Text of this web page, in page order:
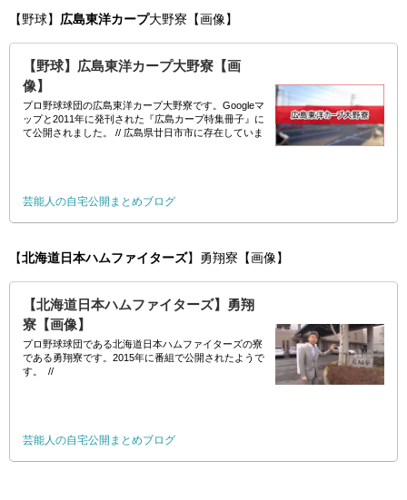
【野球】 広島東洋カープ大野寮【画像】
【野球】広島東洋カープ大野寮【画
像】
プロ野球球団の広島東洋カープ大野寮です。Googleマ
ップと2011年に発刊された『広島カープ特集冊子』に
て公開されました。 // 広島県廿日市市に存在していま
芸能人の自宅公開まとめブログ
【北海道日本ハムファイターズ】勇翔寮【画像】
【北海道日本ハムファイターズ】勇翔
寮【画像】
プロ野球球団である北海道日本ハムファイターズの寮
である勇翔寮です。2015年に番組で公開されたようで
す。 //
芸能人の自宅公開まとめブログ